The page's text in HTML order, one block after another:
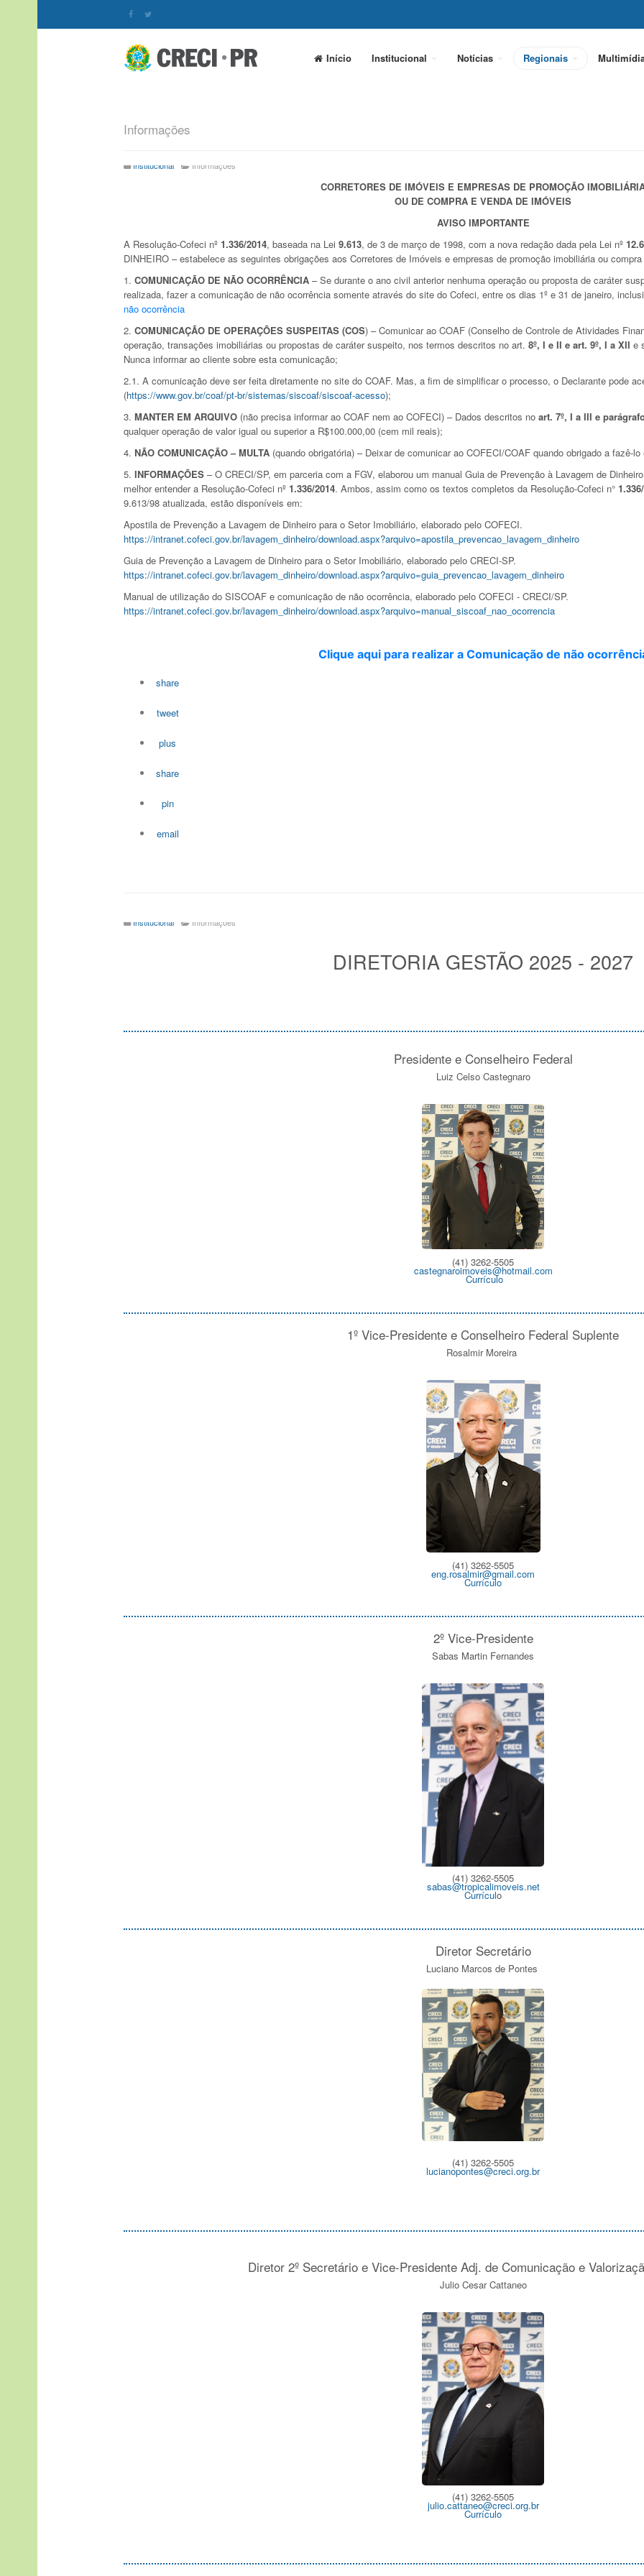
Início Institucional Notícias Regionais
Informações
Institucional Informações
CORRETORES DE IMÓVEIS E EMPRESAS DE PROMOÇÃO
OU DE COMPRA E VENDA DE IMÓVEIS
AVISO IMPORTANTE
A Resolução-Cofeci nº 1.336/2014, baseada na Lei 9.613, de 3 de março de 1998, com a nova redação dada pela Lei nº
DINHEIRO – estabelece as seguintes obrigações aos Corretores de Imóveis e empresas de promoção imobiliária ou
1. COMUNICAÇÃO DE NÃO OCORRÊNCIA – Se durante o ano civil anterior nenhuma operação ou proposta de caráter
realizada, fazer a comunicação de não ocorrência somente através do site do Cofeci, entre os dias 1º e 31 de janeiro,
não ocorrência
2. COMUNICAÇÃO DE OPERAÇÕES SUSPEITAS (COS) – Comunicar ao COAF (Conselho de Controle de Atividades
operação, transações imobiliárias ou propostas de caráter suspeito, nos termos descritos no art. 8º, I e II e art. 9º, I a XII e
Nunca informar ao cliente sobre esta comunicação;
2.1. A comunicação deve ser feita diretamente no site do COAF. Mas, a fim de simplificar o processo, o Declarante pode
(https://www.gov.br/coaf/pt-br/sistemas/siscoaf/siscoaf-acesso);
3. MANTER EM ARQUIVO (não precisa informar ao COAF nem ao COFECI) – Dados descritos no art. 7º, I a III e
qualquer operação de valor igual ou superior a R$100.000,00 (cem mil reais);
4. NÃO COMUNICAÇÃO – MULTA (quando obrigatória) – Deixar de comunicar ao COFECI/COAF quando obrigado a fazê-
5. INFORMAÇÕES – O CRECI/SP, em parceria com a FGV, elaborou um manual Guia de Prevenção à Lavagem de
melhor entender a Resolução-Cofeci nº 1.336/2014. Ambos, assim como os textos completos da Resolução-Cofeci n°
9.613/98 atualizada, estão disponíveis em:
Apostila de Prevenção a Lavagem de Dinheiro para o Setor Imobiliário, elaborado pelo COFECI.
https://intranet.cofeci.gov.br/lavagem_dinheiro/download.aspx?arquivo=apostila_prevencao_lavagem_dinheiro
Guia de Prevenção a Lavagem de Dinheiro para o Setor Imobiliário, elaborado pelo CRECI-SP.
https://intranet.cofeci.gov.br/lavagem_dinheiro/download.aspx?arquivo=guia_prevencao_lavagem_dinheiro
Manual de utilização do SISCOAF e comunicação de não ocorrência, elaborado pelo COFECI - CRECI/SP.
https://intranet.cofeci.gov.br/lavagem_dinheiro/download.aspx?arquivo=manual_siscoaf_nao_ocorrencia
Clique aqui para realizar a Comunicação de não
share
tweet
plus
share
pin
email
Institucional Informações
DIRETORIA GESTÃO 2025 - 2027
Presidente e Conselheiro Federal
Luiz Celso Castegnaro
(41) 3262-5505
castegnaroimoveis@hotmail.com
Currículo
1º Vice-Presidente e Conselheiro Federal Suplente
Rosalmir Moreira
(41) 3262-5505
eng.rosalmir@gmail.com
Currículo
2º Vice-Presidente
Sabas Martin Fernandes
(41) 3262-5505
sabas@tropicalimoveis.net
Currículo
Diretor Secretário
Luciano Marcos de Pontes
(41) 3262-5505
lucianopontes@creci.org.br
Diretor 2º Secretário e Vice-Presidente Adj. de Comunicação e
Julio Cesar Cattaneo
(41) 3262-5505
julio.cattaneo@creci.org.br
Currículo